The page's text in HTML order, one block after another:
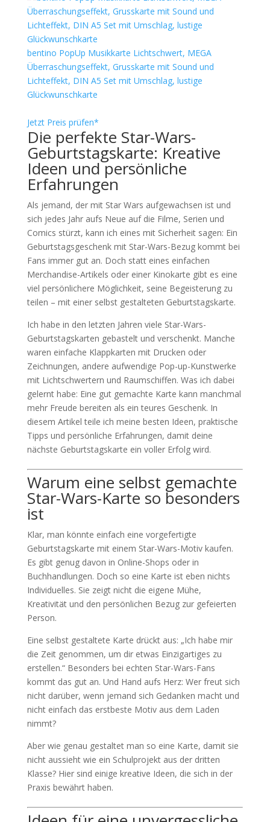
bentino PopUp Musikkarte Lichtschwert, MEGA
Überraschungseffekt, Grusskarte mit Sound und
Lichteffekt, DIN A5 Set mit Umschlag, lustige
Glückwunschkarte
Jetzt Preis prüfen*
Die perfekte Star-Wars-
Geburtstagskarte: Kreative
Ideen und persönliche
Erfahrungen
Als jemand, der mit Star Wars aufgewachsen ist und
sich jedes Jahr aufs Neue auf die Filme, Serien und
Comics stürzt, kann ich eines mit Sicherheit sagen: Ein
Geburtstagsgeschenk mit Star-Wars-Bezug kommt bei
Fans immer gut an. Doch statt eines einfachen
Merchandise-Artikels oder einer Kinokarte gibt es eine
viel persönlichere Möglichkeit, seine Begeisterung zu
teilen – mit einer selbst gestalteten Geburtstagskarte.
Ich habe in den letzten Jahren viele Star-Wars-
Geburtstagskarten gebastelt und verschenkt. Manche
waren einfache Klappkarten mit Drucken oder
Zeichnungen, andere aufwendige Pop-up-Kunstwerke
mit Lichtschwertern und Raumschiffen. Was ich dabei
gelernt habe: Eine gut gemachte Karte kann manchmal
mehr Freude bereiten als ein teures Geschenk. In
diesem Artikel teile ich meine besten Ideen, praktische
Tipps und persönliche Erfahrungen, damit deine
nächste Geburtstagskarte ein voller Erfolg wird.
Warum eine selbst gemachte
Star-Wars-Karte so besonders
ist
Klar, man könnte einfach eine vorgefertigte
Geburtstagskarte mit einem Star-Wars-Motiv kaufen.
Es gibt genug davon in Online-Shops oder in
Buchhandlungen. Doch so eine Karte ist eben nichts
Individuelles. Sie zeigt nicht die eigene Mühe,
Kreativität und den persönlichen Bezug zur gefeierten
Person.
Eine selbst gestaltete Karte drückt aus: „Ich habe mir
die Zeit genommen, um dir etwas Einzigartiges zu
erstellen.“ Besonders bei echten Star-Wars-Fans
kommt das gut an. Und Hand aufs Herz: Wer freut sich
nicht darüber, wenn jemand sich Gedanken macht und
nicht einfach das erstbeste Motiv aus dem Laden
nimmt?
Aber wie genau gestaltet man so eine Karte, damit sie
nicht aussieht wie ein Schulprojekt aus der dritten
Klasse? Hier sind einige kreative Ideen, die sich in der
Praxis bewährt haben.